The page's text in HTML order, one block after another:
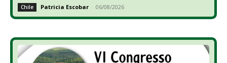
Chile Patricia Escobar - 06/08/2026